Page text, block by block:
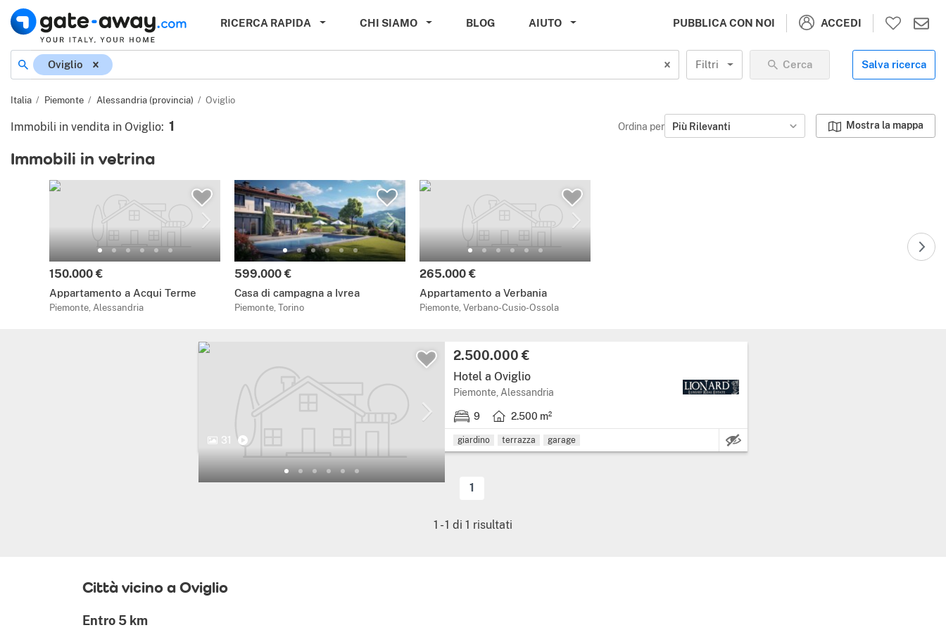
RICERCA RAPIDA CHI SIAMO BLOG AIUTO PUBBLICA CON NOI ACCEDI
Oviglio Filtri Cerca Salva ricerca
Italia Piemonte Alessandria (provincia) Oviglio
Immobili in vendita in Oviglio: 1 Ordina per Più Rilevanti Mostra la mappa
Immobili in vetrina
150.000 €
Appartamento a Acqui Terme
Piemonte, Alessandria
599.000 €
Casa di campagna a Ivrea
Piemonte, Torino
265.000 €
Appartamento a Verbania
Piemonte, Verbano-Cusio-Ossola
31
2.500.000 €
Hotel a Oviglio
Piemonte, Alessandria
9 2.500 m²
giardino terrazza garage
1
1 -1 di 1 risultati
Città vicino a Oviglio
Entro 5 km